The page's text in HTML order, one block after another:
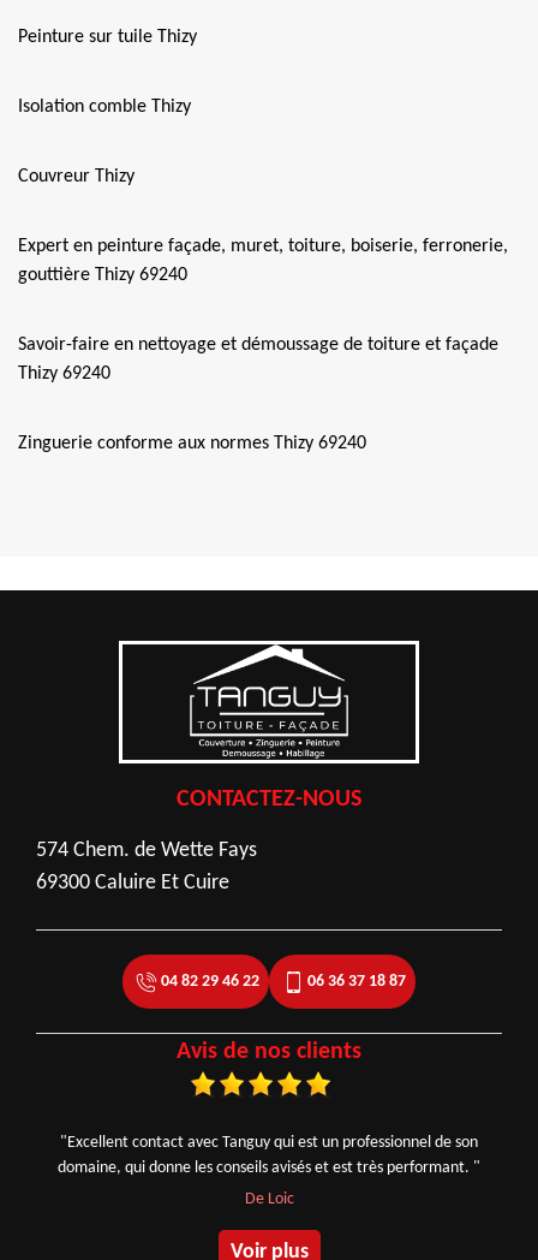
Peinture sur tuile Thizy
Isolation comble Thizy
Couvreur Thizy
Expert en peinture façade, muret, toiture, boiserie, ferronerie,
gouttière Thizy 69240
Savoir-faire en nettoyage et démoussage de toiture et façade
Thizy 69240
Zinguerie conforme aux normes Thizy 69240
CONTACTEZ-NOUS
574 Chem. de Wette Fays
69300 Caluire Et Cuire
04 82 29 46 22 06 36 37 18 87
Avis de nos clients
"Excellent contact avec Tanguy qui est un professionnel de son
domaine, qui donne les conseils avisés et est très performant. "
De Loic
Voir plus